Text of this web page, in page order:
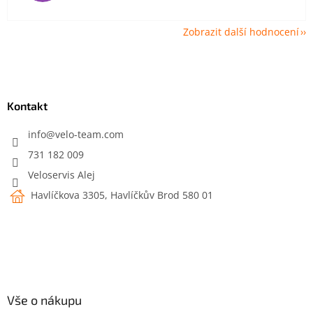
Zobrazit další hodnocení
Kontakt
info@velo-team.com
731 182 009
Veloservis Alej
Havlíčkova 3305, Havlíčkův Brod 580 01
Vše o nákupu